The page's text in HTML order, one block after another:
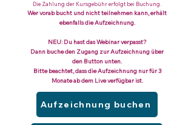
Die Zahlung der Kursgebühr erfolgt bei Buchung.
Wer vorab bucht und nicht teilnehmen kann, erhält
ebenfalls die Aufzeichnung.
NEU: Du hast das Webinar verpasst?
Dann buche den Zugang zur Aufzeichnung über
den Button unten.
Bitte beachtet, dass die Aufzeichnung nur für 3
Monate ab dem Live verfügbar ist.
Aufzeichnung buchen